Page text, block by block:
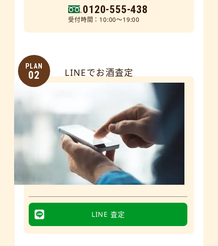
0120-555-438
受付時間：10:00～19:00
PLAN
02 LINEでお酒査定
LINE 査定